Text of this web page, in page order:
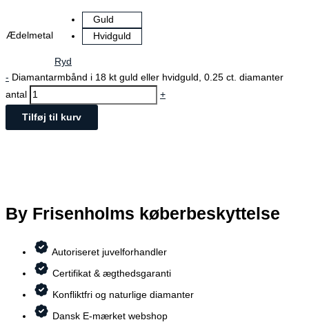
Ædelmetal
Guld
Hvidguld
Ryd
- Diamantarmbånd i 18 kt guld eller hvidguld, 0.25 ct. diamanter
antal
+
Tilføj til kurv
By Frisenholms køberbeskyttelse
Autoriseret juvelforhandler
Certifikat & ægthedsgaranti
Konfliktfri og naturlige diamanter
Dansk E-mærket webshop